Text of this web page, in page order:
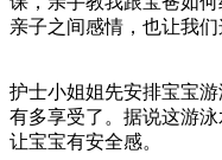
亲子之间感情，也让我
护士小姐姐先安排宝宝
有多享受了。据说这游
让宝宝有安全感。